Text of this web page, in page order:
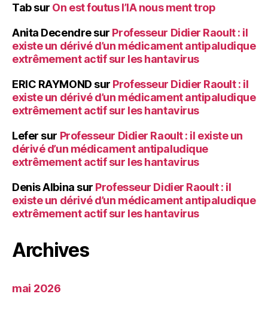
Tabsur On est foutus l’IA nous ment trop
Anita Decendresur Professeur Didier Raoult : il
existe un dérivé d’un médicament antipaludique
extrêmement actif sur les hantavirus
ERIC RAYMOND sur Professeur Didier Raoult : il
existe un dérivé d’un médicament antipaludique
extrêmement actif sur les hantavirus
Lefer sur Professeur Didier Raoult : il existe un
dérivé d’un médicament antipaludique
extrêmement actif sur les hantavirus
Denis Albina sur Professeur Didier Raoult : il
existe un dérivé d’un médicament antipaludique
extrêmement actif sur les hantavirus
Archives
mai 2026